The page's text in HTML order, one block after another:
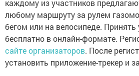
каждому из участников
любому маршруту за рулем
бегом или на велосипеде.
бесплатно в онлайн-формате.
сайте организаторов. После
установить приложение-трекер и